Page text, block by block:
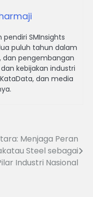
SMInsights
puluh tahun dalam
dan pengembangan
kebijakan industri
dan media
Menjaga Peran
Steel sebagai
Industri Nasional